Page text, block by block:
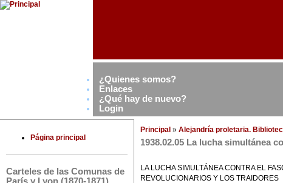
¿Quienes somos?
Enlaces
¿Qué hay de nuevo?
Login
Página principal
Carteles de las Comunas de
París y Lyon (1870-1871)
Principal » Alejandría proletaria.
1938.02.05 La lucha simultánea
LA LUCHA SIMULTÁNEA CONTRA EL
REVOLUCIONARIOS Y LOS TRAIDORES